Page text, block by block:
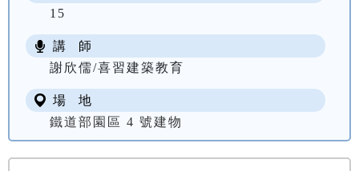
15
講 師
謝欣儒/喜習建築教育
場 地
鐵道部園區 4 號建物